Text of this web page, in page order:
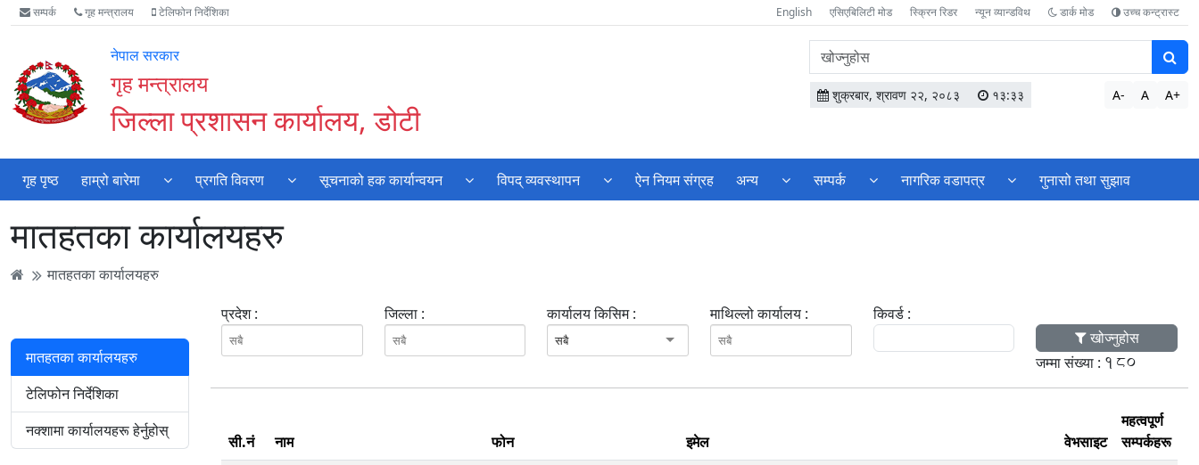
Accessibility
Mode
गर्नुहोस्
मुख्य
सामाग्री
मुख्य
नेभिगेसन
वेबसाइट
खोजमा
सम्पर्क गृह मन्त्रालय टेलिफोन निर्देशिका English एसिएबिलिटी मोड स्क्रिन रिडर न्यून व्यान्डविथ डार्क मोड उच्च कन्ट्रास्ट
नेपाल सरकार
गृह मन्त्रालय
जिल्ला प्रशासन कार्यालय, डोटी
वेबसाइटमा
सामग्री
खोज्नुहोस
शुक्रबार, श्रावण २२, २०८३ १३:३३ A- A A+
गृह पृष्ठ हाम्रो बारेमा प्रगति विवरण सूचनाको हक कार्यान्वयन विपद् व्यवस्थापन ऐन नियम संग्रह अन्य सम्पर्क नागरिक वडापत्र गुनासो तथा सुझाव
मातहतका कार्यालयहरु
मातहतका कार्यालयहरु
मातहतका कार्यालयहरु
टेलिफोन निर्देशिका
नक्शामा कार्यालयहरू हेर्नुहोस्
प्रदेश : जिल्ला : कार्यालय किसिम :
सबै
माथिल्लो कार्यालय :
किवर्ड :
खोज्नुहोस
जम्मा संख्या : 180
सी.नं नाम फोन इमेल वेभसाइट
महत्वपूर्ण
सम्पर्कहरू